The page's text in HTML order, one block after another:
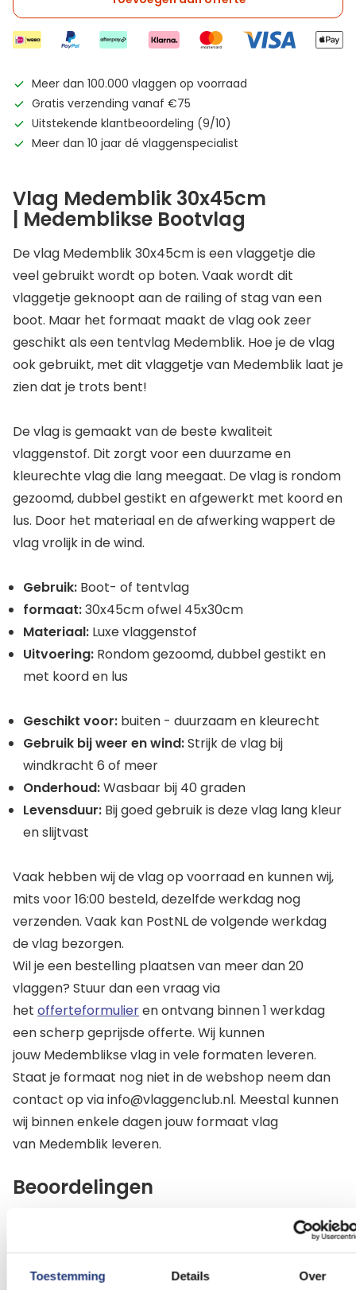
Toestemming Details Over
Meer dan 100.000 vlaggen op voorraad
Gratis verzending vanaf €75
Uitstekende klantbeoordeling (9/10)
Meer dan 10 jaar dé vlaggenspecialist
Vlag Medemblik 30x45cm
| Medemblikse Bootvlag
De vlag Medemblik 30x45cm is een vlaggetje die
veel gebruikt wordt op boten. Vaak wordt dit
vlaggetje geknoopt aan de railing of stag van een
boot. Maar het formaat maakt de vlag ook zeer
geschikt als een tentvlag Medemblik. Hoe je de vlag
ook gebruikt, met dit vlaggetje van Medemblik laat je
zien dat je trots bent!
De vlag is gemaakt van de beste kwaliteit
vlaggenstof. Dit zorgt voor een duurzame en
kleurechte vlag die lang meegaat. De vlag is rondom
gezoomd, dubbel gestikt en afgewerkt met koord en
lus. Door het materiaal en de afwerking wappert de
vlag vrolijk in de wind.
Gebruik: Boot- of tentvlag
formaat:30x45cm ofwel 45x30cm
Materiaal: Luxe vlaggenstof
Uitvoering: Rondom gezoomd, dubbel gestikt en
met koord en lus
Geschikt voor: buiten - duurzaam en kleurecht
Gebruik bij weer en wind:Strijk de vlag bij
windkracht 6 of meer
Onderhoud:Wasbaar bij 40 graden
Levensduur: Bij goed gebruik is deze vlag lang kleur
en slijtvast
Vaak hebben wij de vlag op voorraad en kunnen wij,
mits voor 16:00 besteld, dezelfde werkdag nog
verzenden. Vaak kan PostNL de volgende werkdag
de vlag bezorgen.
Wil je een bestelling plaatsen van meer dan 20
vlaggen? Stuur dan een vraag via
het offerteformulieren ontvang binnen 1 werkdag
een scherp geprijsde offerte. Wij kunnen
jouw Medemblikse vlag in vele formaten leveren.
Staat je formaat nog niet in de webshop neem dan
contact op via info@vlaggenclub.nl. Meestal kunnen
wij binnen enkele dagen jouw formaat vlag
van Medemblik leveren.
Beoordelingen
Schrijf een beoordeling